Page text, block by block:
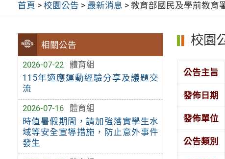
首頁 >校園公告 > 最新消息 >教育部國民及學前教育
相關公告
2026-07-22
體育組
115年適應運動經驗分享及議題交
流
2026-07-16
體育組
時值暑假期間，請加強落實學生水
域等安全宣導措施，防止意外事件
發生
校園
公告主旨
發佈日期
發佈單位
公告類別